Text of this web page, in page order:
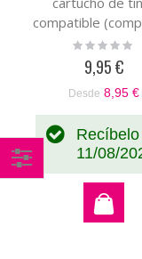
compatible
con HP+)
Rating:
9,95 €
Desde 8,95 €
Recíbelo
11/08/
Comprar